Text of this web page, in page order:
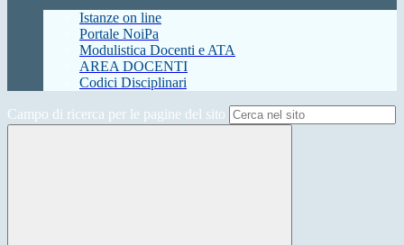
Istanze on line
Portale NoiPa
Modulistica Docenti e ATA
AREA DOCENTI
Codici Disciplinari
Campo di ricerca per le pagine del sito